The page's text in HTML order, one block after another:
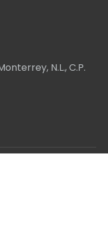
N.L., C.P.